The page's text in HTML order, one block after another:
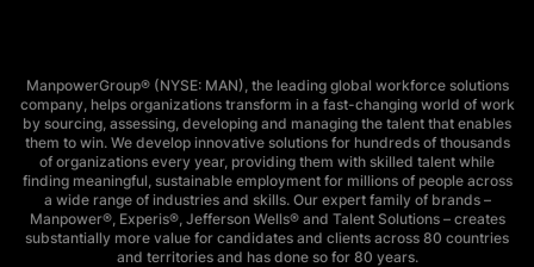
ManpowerGroup® (NYSE: MAN), the leading global workforce solutions
company, helps organizations transform in a fast-changing world of work
by sourcing, assessing, developing and managing the talent that enables
them to win. We develop innovative solutions for hundreds of thousands
of organizations every year, providing them with skilled talent while
finding meaningful, sustainable employment for millions of people across
a wide range of industries and skills. Our expert family of brands –
Manpower®, Experis®, Jefferson Wells® and Talent Solutions – creates
substantially more value for candidates and clients across 80 countries
and territories and has done so for 80 years.